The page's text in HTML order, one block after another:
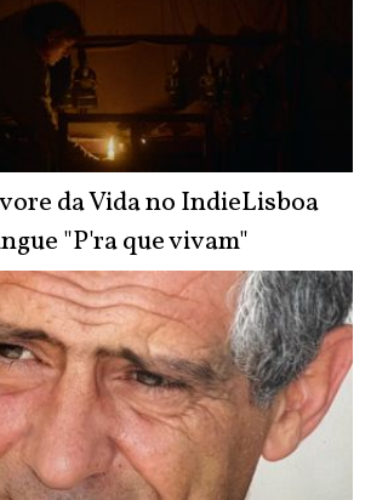
da Vida no IndieLisboa
"P'ra que vivam"